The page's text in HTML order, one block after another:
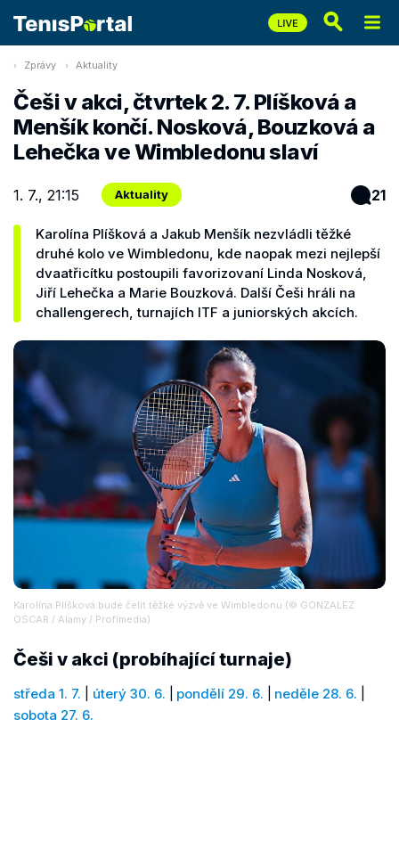
Zprávy Aktuality
Češi v akci, čtvrtek 2. 7. Plíšková a
Menšík končí. Nosková, Bouzková a
Lehečka ve Wimbledonu slaví
1. 7., 21:15 Aktuality 21
Karolína Plíšková a Jakub Menšík nezvládli těžké
druhé kolo ve Wimbledonu, kde naopak mezi nejlepší
dvaatřicítku postoupili favorizovaní Linda Nosková,
Jiří Lehečka a Marie Bouzková. Další Češi hráli na
challengerech, turnajích ITF a juniorských akcích.
Karolína Plíšková bude čelit těžké výzvě ve Wimbledonu (© GONZALEZ
OSCAR / Alamy / Profimedia)
Češi v akci (probíhající turnaje)
středa 1. 7. úterý 30. 6. pondělí 29. 6. neděle 28. 6.
sobota 27. 6.